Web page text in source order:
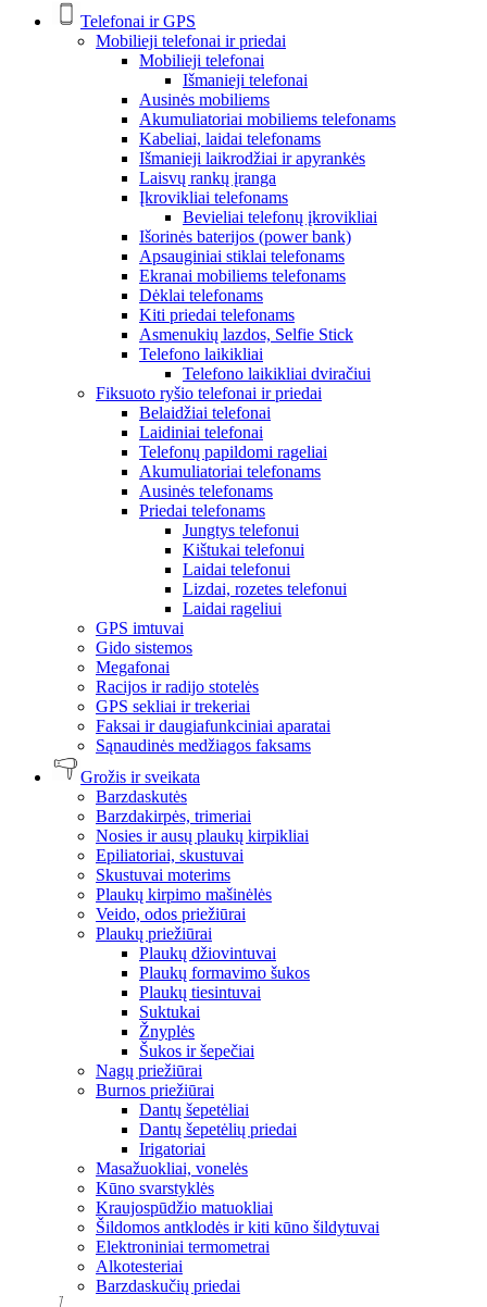
Telefonai ir GPS
Mobilieji telefonai ir priedai
Mobilieji telefonai
Išmanieji telefonai
Ausinės mobiliems
Akumuliatoriai mobiliems telefonams
Kabeliai, laidai telefonams
Išmanieji laikrodžiai ir apyrankės
Laisvų rankų įranga
Įkrovikliai telefonams
Bevieliai telefonų įkrovikliai
Išorinės baterijos (power bank)
Apsauginiai stiklai telefonams
Ekranai mobiliems telefonams
Dėklai telefonams
Kiti priedai telefonams
Asmenukių lazdos, Selfie Stick
Telefono laikikliai
Telefono laikikliai dviračiui
Fiksuoto ryšio telefonai ir priedai
Belaidžiai telefonai
Laidiniai telefonai
Telefonų papildomi rageliai
Akumuliatoriai telefonams
Ausinės telefonams
Priedai telefonams
Jungtys telefonui
Kištukai telefonui
Laidai telefonui
Lizdai, rozetes telefonui
Laidai rageliui
GPS imtuvai
Gido sistemos
Megafonai
Racijos ir radijo stotelės
GPS sekliai ir trekeriai
Faksai ir daugiafunkciniai aparatai
Sąnaudinės medžiagos faksams
Grožis ir sveikata
Barzdaskutės
Barzdakirpės, trimeriai
Nosies ir ausų plaukų kirpikliai
Epiliatoriai, skustuvai
Skustuvai moterims
Plaukų kirpimo mašinėlės
Veido, odos priežiūrai
Plaukų priežiūrai
Plaukų džiovintuvai
Plaukų formavimo šukos
Plaukų tiesintuvai
Suktukai
Žnyplės
Šukos ir šepečiai
Nagų priežiūrai
Burnos priežiūrai
Dantų šepetėliai
Dantų šepetėlių priedai
Irigatoriai
Masažuokliai, vonelės
Kūno svarstyklės
Kraujospūdžio matuokliai
Šildomos antklodės ir kiti kūno šildytuvai
Elektroniniai termometrai
Alkotesteriai
Barzdaskučių priedai